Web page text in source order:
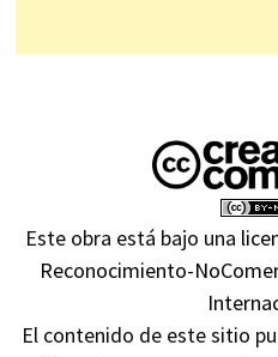
Este obra está bajo una
Reconocimiento-
El contenido de este sitio